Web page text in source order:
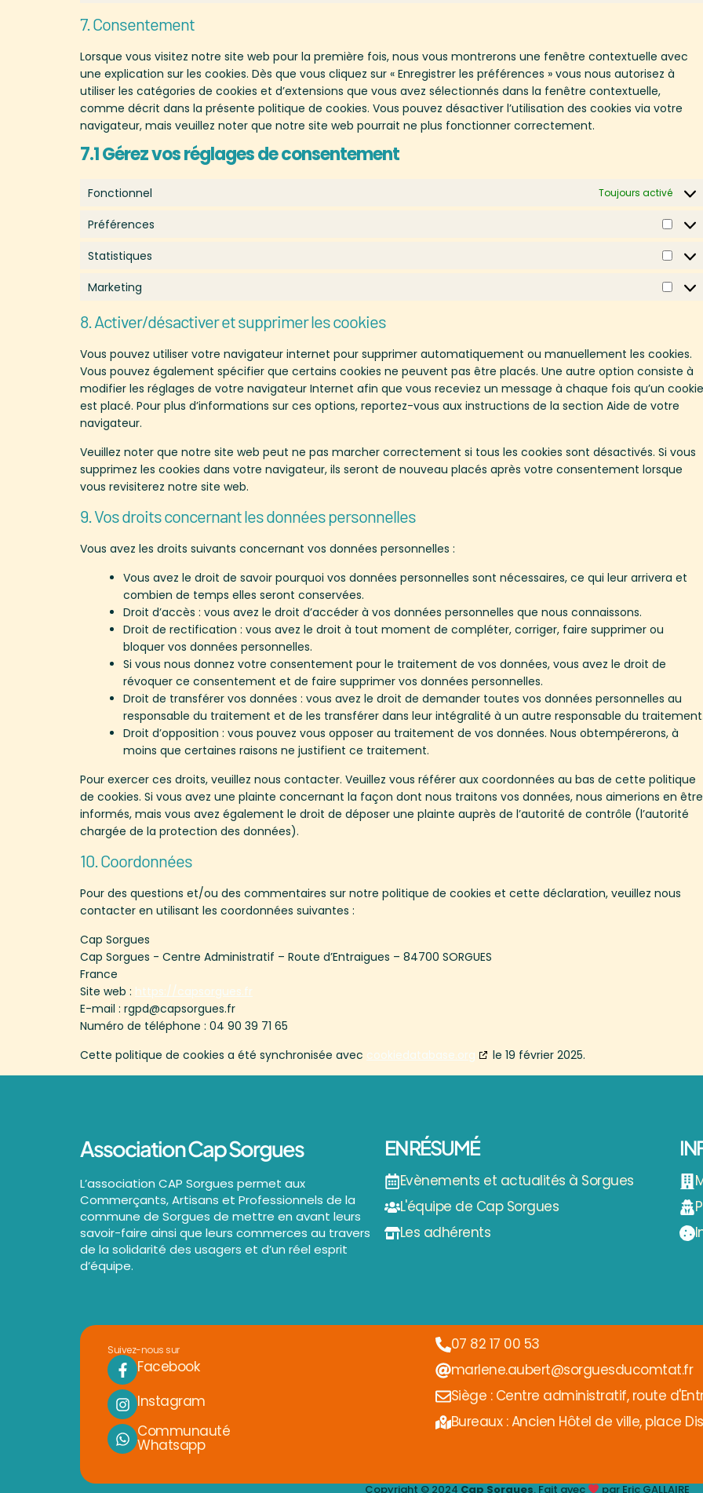
7. Consentement
Lorsque vous visitez notre site web pour la première fois, nous vous montrerons une fenêtre contextuelle avec
une explication sur les cookies. Dès que vous cliquez sur « Enregistrer les préférences » vous nous autorisez à
utiliser les catégories de cookies et d’extensions que vous avez sélectionnés dans la fenêtre contextuelle,
comme décrit dans la présente politique de cookies. Vous pouvez désactiver l’utilisation des cookies via votre
navigateur, mais veuillez noter que notre site web pourrait ne plus fonctionner correctement.
7.1 Gérez vos réglages de consentement
Fonctionnel Toujours activé
Préférences
Statistiques
Marketing
8. Activer/désactiver et supprimer les cookies
Vous pouvez utiliser votre navigateur internet pour supprimer automatiquement ou manuellement les cookies.
Vous pouvez également spécifier que certains cookies ne peuvent pas être placés. Une autre option consiste à
modifier les réglages de votre navigateur Internet afin que vous receviez un message à chaque fois qu’un cookie
est placé. Pour plus d’informations sur ces options, reportez-vous aux instructions de la section Aide de votre
navigateur.
Veuillez noter que notre site web peut ne pas marcher correctement si tous les cookies sont désactivés. Si vous
supprimez les cookies dans votre navigateur, ils seront de nouveau placés après votre consentement lorsque
vous revisiterez notre site web.
9. Vos droits concernant les données personnelles
Vous avez les droits suivants concernant vos données personnelles :
Vous avez le droit de savoir pourquoi vos données personnelles sont nécessaires, ce qui leur arrivera et
combien de temps elles seront conservées.
Droit d’accès : vous avez le droit d’accéder à vos données personnelles que nous connaissons.
Droit de rectification : vous avez le droit à tout moment de compléter, corriger, faire supprimer ou
bloquer vos données personnelles.
Si vous nous donnez votre consentement pour le traitement de vos données, vous avez le droit de
révoquer ce consentement et de faire supprimer vos données personnelles.
Droit de transférer vos données : vous avez le droit de demander toutes vos données personnelles au
responsable du traitement et de les transférer dans leur intégralité à un autre responsable du
Droit d’opposition : vous pouvez vous opposer au traitement de vos données. Nous obtempérerons, à
moins que certaines raisons ne justifient ce traitement.
Pour exercer ces droits, veuillez nous contacter. Veuillez vous référer aux coordonnées au bas de cette politique
de cookies. Si vous avez une plainte concernant la façon dont nous traitons vos données, nous aimerions en être
informés, mais vous avez également le droit de déposer une plainte auprès de l’autorité de contrôle (l’autorité
chargée de la protection des données).
10. Coordonnées
Pour des questions et/ou des commentaires sur notre politique de cookies et cette déclaration, veuillez nous
contacter en utilisant les coordonnées suivantes :
Cap Sorgues
Cap Sorgues - Centre Administratif – Route d’Entraigues – 84700 SORGUES
France
Site web : https://capsorgues.fr
E-mail : rgpd@capsorgues.fr
Numéro de téléphone : 04 90 39 71 65
Cette politique de cookies a été synchronisée avec cookiedatabase.org le 19 février 2025.
Association Cap Sorgues
L’association CAP Sorgues permet aux
Commerçants, Artisans et Professionnels de la
commune de Sorgues de mettre en avant leurs
savoir-faire ainsi que leurs commerces au travers
de la solidarité des usagers et d’un réel esprit
d’équipe.
EN RÉSUMÉ
Evènements et actualités à Sorgues
L'équipe de Cap Sorgues
Les adhérents
Suivez-nous sur
Facebook
Instagram
Communauté
Whatsapp
07 82 17 00 53
marlene.aubert@sorguesducomtat.fr
Siège : Centre administratif, route
Bureaux : Ancien Hôtel de ville, place
Copyright © 2024 Cap Sorgues. Fait avec par Eric GALLAIRE